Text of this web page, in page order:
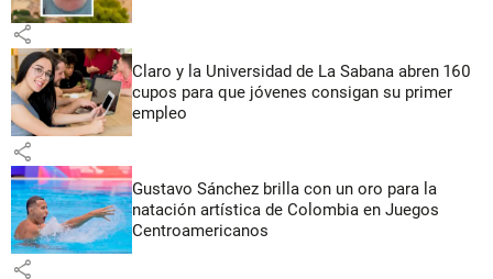
share
Claro y la Universidad de La Sabana abren 160
cupos para que jóvenes consigan su primer
empleo
share
Gustavo Sánchez brilla con un oro para la
natación artística de Colombia en Juegos
Centroamericanos
share